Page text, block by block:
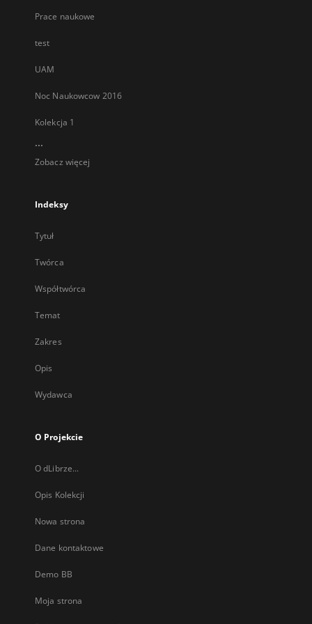
Prace naukowe
test
UAM
Noc Naukowcow 2016
Kolekcja 1
...
Zobacz więcej
Indeksy
Tytuł
Twórca
Współtwórca
Temat
Zakres
Opis
Wydawca
O Projekcie
O dLibrze...
Opis Kolekcji
Nowa strona
Dane kontaktowe
Demo BB
Moja strona